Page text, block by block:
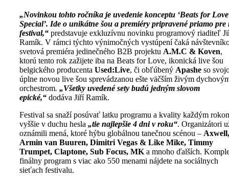
„Novinkou tohto ročníka je uvedenie konceptu ‘Beats for Love
Special’. Ide o unikátne šou a premiéry pripravené priamo pre
festival,“ predstavuje exkluzívnu novinku programový riaditeľ
Ramík. V rámci týchto výnimočných vystúpení čaká
svetová premiéra jedinečného B2B projektu A.M.C & Koven,
ktorú tento rok zažijete iba na Beats for Love, ikonická live šou
belgického producenta Used:Live, či obľúbený Apashe so
úplne novou live šou sprevádzanou ešte väčším živým
orchestrom. „Všetky uvedené sety budú jedným slovom
epické,“ dodáva Jiří Ramík.
Festival sa snaží posúvať latku programu a kvality každým
vyššie v duchu hesla „tie najlepšie 4 dni v roku“. Organizátori
oznámili mená, ktoré hýbu globálnou tanečnou scénou – Axwell,
Armin van Buuren, Dimitri Vegas & Like Mike, Timmy
Trumpet, Claptone, Sub Focus, MK a mnoho ďalších.
finálny program s viac ako 550 menami nájdete na sociálnych
sieťach festivalu.